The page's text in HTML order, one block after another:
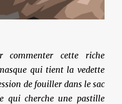
commenter cette riche
qui tient la vedette
de fouiller dans le sac
qui cherche une pastille